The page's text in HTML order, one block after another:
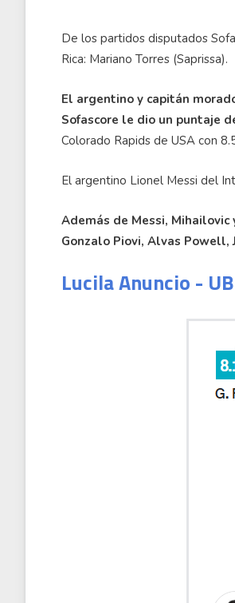
De los partidos disputados
Rica: Mariano Torres (Saprissa).
El argentino y capitán
Sofascore le dio un puntaje
Colorado Rapids de USA con
El argentino Lionel Messi del
Además de Messi,
Gonzalo Piovi, Alvas Powell,
Lucila Anuncio -